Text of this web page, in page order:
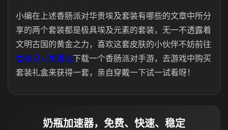
小编在上述香肠派对华贵埃及套装有哪些的文章中所分
享的两个套装都是极具埃及元素的套装，无一不透露着
文明古国的黄金之力，喜欢这套皮肤的小伙伴不妨前往
香肠派对加速器下载一个香肠派对手游，去游戏中购买
套装礼盒来获得一套，亲自穿戴一下试一试看呀！
奶瓶加速器，免费、快速、稳定